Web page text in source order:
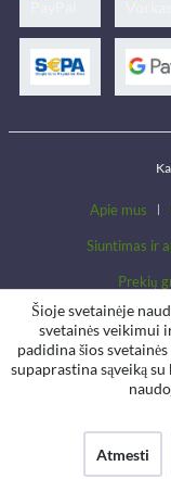
Apie mus
Siuntimas ir
Prekių
Šioje svetainėje
svetainės veikimui
padidina šios
supaprastina sąveiką
Atmesti